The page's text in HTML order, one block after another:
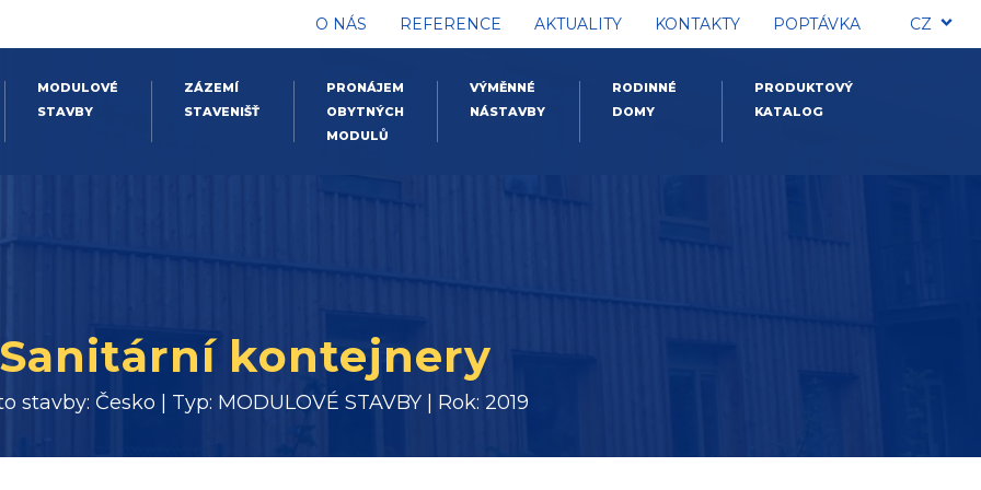
O NÁS REFERENCE AKTUALITY KONTAKTY POPTÁVKA CZ
MODULOVÉ
STAVBY
ZÁZEMÍ
STAVENIŠŤ
PRONÁJEM
OBYTNÝCH
MODULŮ
VÝMĚNNÉ
NÁSTAVBY
RODINNÉ
DOMY
PRODUKTOVÝ
KATALOG
kontejnery
stavby: Česko | Typ: MODULOVÉ STAVBY | Rok: 2019